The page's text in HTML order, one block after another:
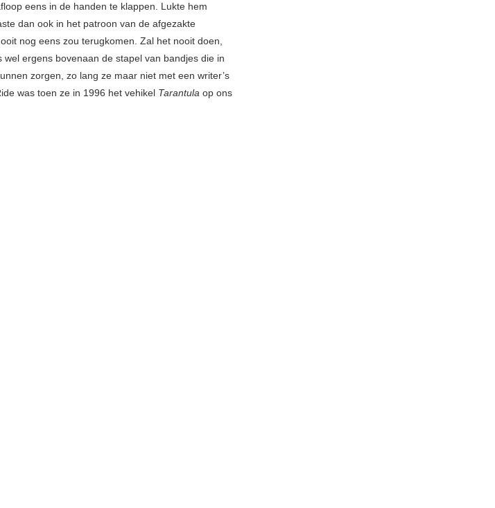
eens in de handen te klappen. Lukte hem
dan ook in het patroon van de afgezakte
nog eens zou terugkomen. Zal het nooit doen,
ergens bovenaan de stapel van bandjes die in
zorgen, zo lang ze maar niet met een writer’s
was toen ze in 1996 het vehikel Tarantula op ons